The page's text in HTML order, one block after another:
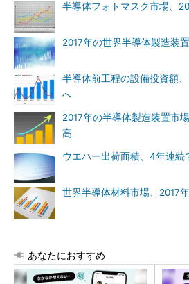
半導体フォトマスク市場、
2017年の世界半導体製造装
半導体前工程の設備投資額
へ
2017年の半導体製造装置市
高
ウエハー出荷面積、4年連続
世界半導体材料市場、2017
あなたにおすすめ